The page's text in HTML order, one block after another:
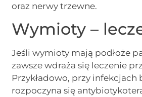
oraz nerwy trzewne.
Wymioty –
Jeśli wymioty mają podłoże
zawsze wdraża się leczenie
Przykładowo, przy infekcjach
rozpoczyna się